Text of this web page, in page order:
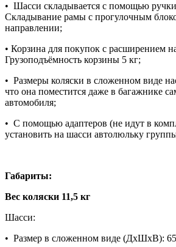
• Шасси складывается с помощью
Складывание рамы с прогулочным
направлении;
• Корзина для покупок с расширением
Грузоподъёмность корзины 5 кг;
• Размеры коляски в сложенном виде
что она поместится даже в багажнике
автомобиля;
• С помощью адаптеров (не идут в
установить на шасси автолюльку
Габариты:
Вес коляски 11,5 кг
Шасси:
• Размер в сложенном виде (ДхШхВ):